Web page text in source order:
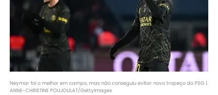
Neymar foi o melhor em campo, mas não conseguiu evitar novo tropeço do PSG |
ANNE-CHRISTINE POUJOULAT/GettyImages